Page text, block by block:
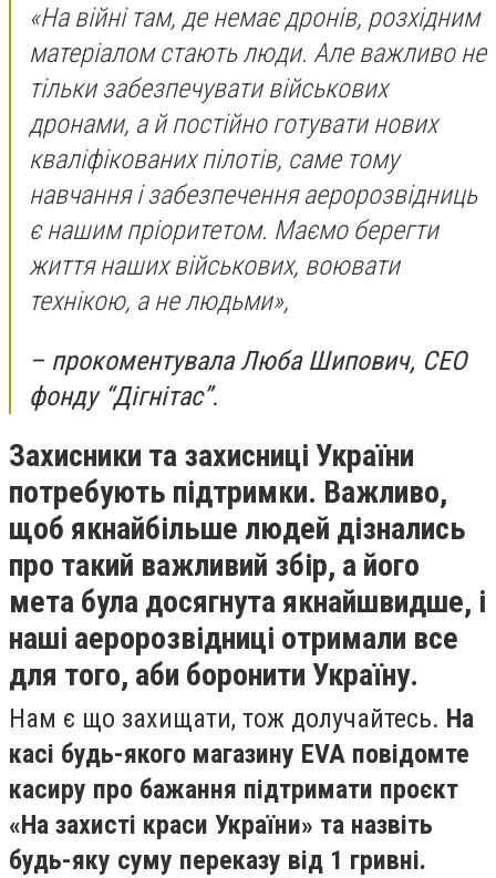
«На війні там, де немає дронів, розхідним
матеріалом стають люди. Але важливо не
тільки забезпечувати військових
дронами, а й постійно готувати нових
кваліфікованих пілотів, саме тому
навчання і забезпечення аеророзвідниць
є нашим пріоритетом. Маємо берегти
життя наших військових, воювати
технікою, а не людьми»,
– прокоментувала Люба Шипович, СЕО
фонду “Дігнітас”.
Захисники та захисниці України
потребують підтримки. Важливо,
щоб якнайбільше людей дізнались
про такий важливий збір, а його
мета була досягнута якнайшвидше, і
наші аеророзвідниці отримали все
для того, аби боронити Україну.
Нам є що захищати, тож долучайтесь. На
касі будь-якого магазину EVA повідомте
касиру про бажання підтримати проєкт
«На захисті краси України» та назвіть
будь-яку суму переказу від 1 гривні.